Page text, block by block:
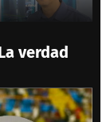
verdad